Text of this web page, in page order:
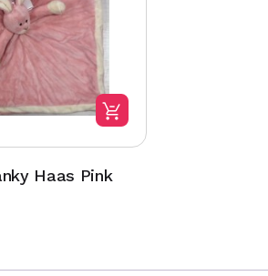
Haas Pink